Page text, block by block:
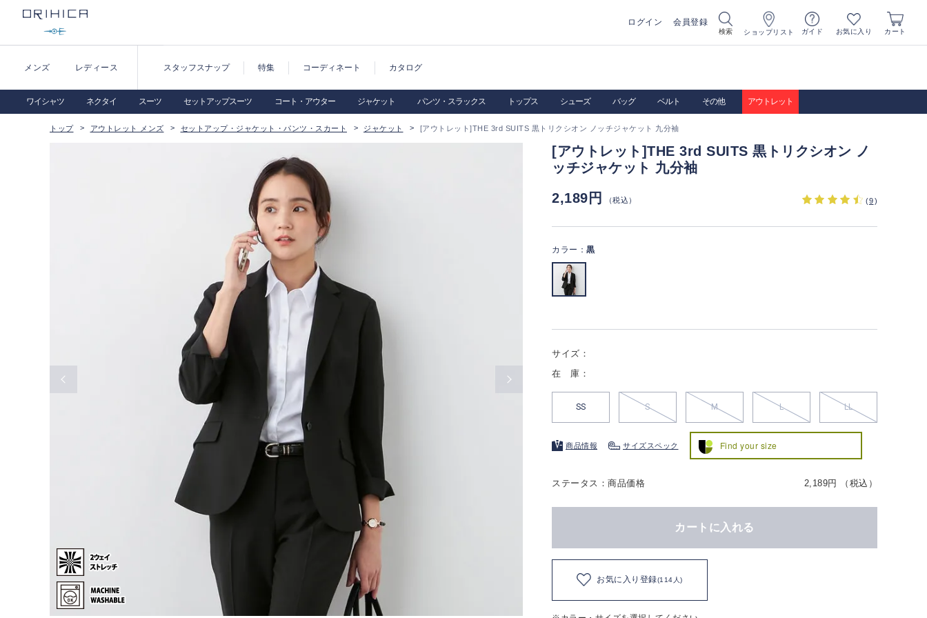
ログイン 会員登録
検索 ショップリスト ガイド お気に入り カート
メンズ レディース スタッフスナップ 特集 コーディネート カタログ
ワイシャツ ネクタイ スーツ セットアップスーツ コート・アウター ジャケット パンツ・スラックス トップス シューズ バッグ ベルト その他 アウトレット
トップ アウトレット メンズ セットアップ・ジャケット・パンツ・スカート ジャケット [アウトレット]THE 3rd SUITS 黒トリクシオン ノッチジャケット 九分袖
[アウトレット]THE 3rd SUITS 黒トリクシオン ノ
ッチジャケット 九分袖
2,189円
（税込） (9)
カラー： 黒
サイズ：
在 庫：
SS S M L LL
商品情報 サイズスペック Find your size
ステータス：商品価格 2,189円 （税込）
カートに入れる
お気に入り登録(114人)